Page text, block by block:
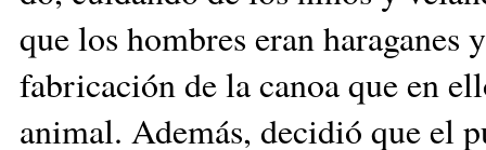
que los hom­bres eran
fabricación de la canoa que en
animal. Además, decidió que el